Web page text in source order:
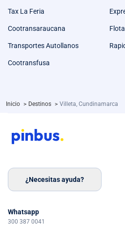
Tax La Feria
Cootransaraucana
Transportes Autollanos
Cootransfusa
Inicio > Destinos > Villeta, Cundinamarca
¿Necesitas ayuda?
Whatsapp
300 387 0041